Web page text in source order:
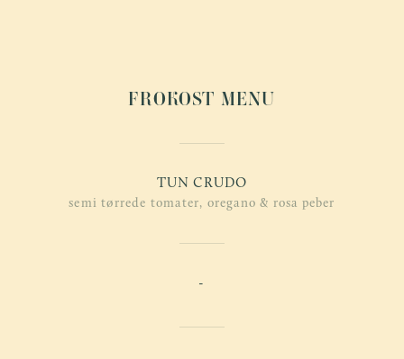
FROKOST MENU
TUN CRUDO
semi tørrede tomater, oregano & rosa peber
-